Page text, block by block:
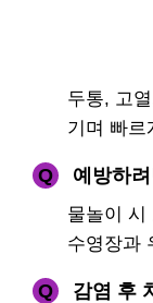
두통, 고
기며 빠르
Q 예방하
물놀이 시
수영장과
Q 감염 후